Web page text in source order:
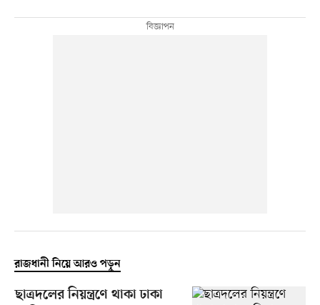
রাজধানী নিয়ে আরও পড়ুন
ছাত্রদলের নিয়ন্ত্রণে থাকা ঢাকা